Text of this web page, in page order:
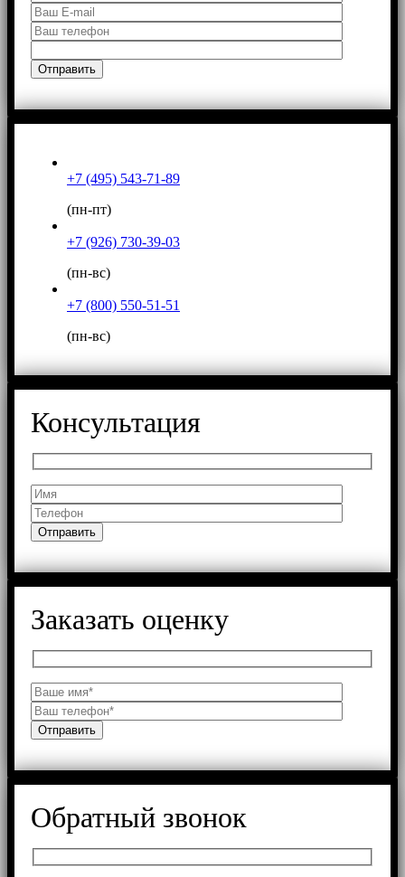
+7 (495) 543-71-89
(пн-пт)
+7 (926) 730-39-03
(пн-вс)
+7 (800) 550-51-51
(пн-вс)
Консультация
Заказать оценку
Обратный звонок